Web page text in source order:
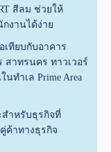
สีลม ช่วยให้
งานได้ง่าย
เทียบกับอาคาร
สาทรนคร ทาวเวอร์
ทำเล Prime Area
ำหรับธุรกิจที่
ค้าทางธุรกิจ